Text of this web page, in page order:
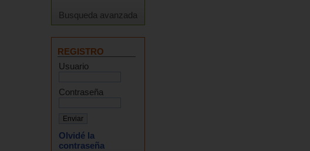
Busqueda avanzada
REGISTRO
Usuario
Contraseña
Olvidé la
contraseña